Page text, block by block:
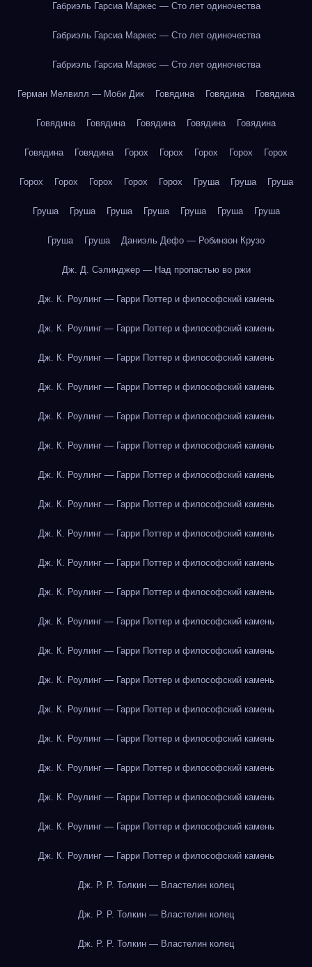
Габриэль Гарсиа Маркес — Сто лет одиночества
Габриэль Гарсиа Маркес — Сто лет одиночества
Габриэль Гарсиа Маркес — Сто лет одиночества
Герман Мелвилл — Моби Дик Говядина Говядина Говядина
Говядина Говядина Говядина Говядина Говядина
Говядина Говядина Горох Горох Горох Горох Горох
Горох Горох Горох Горох Горох Груша Груша Груша
Груша Груша Груша Груша Груша Груша Груша
Груша Груша Даниэль Дефо — Робинзон Крузо
Дж. Д. Сэлинджер — Над пропастью во ржи
Дж. К. Роулинг — Гарри Поттер и философский камень
Дж. К. Роулинг — Гарри Поттер и философский камень
Дж. К. Роулинг — Гарри Поттер и философский камень
Дж. К. Роулинг — Гарри Поттер и философский камень
Дж. К. Роулинг — Гарри Поттер и философский камень
Дж. К. Роулинг — Гарри Поттер и философский камень
Дж. К. Роулинг — Гарри Поттер и философский камень
Дж. К. Роулинг — Гарри Поттер и философский камень
Дж. К. Роулинг — Гарри Поттер и философский камень
Дж. К. Роулинг — Гарри Поттер и философский камень
Дж. К. Роулинг — Гарри Поттер и философский камень
Дж. К. Роулинг — Гарри Поттер и философский камень
Дж. К. Роулинг — Гарри Поттер и философский камень
Дж. К. Роулинг — Гарри Поттер и философский камень
Дж. К. Роулинг — Гарри Поттер и философский камень
Дж. К. Роулинг — Гарри Поттер и философский камень
Дж. К. Роулинг — Гарри Поттер и философский камень
Дж. К. Роулинг — Гарри Поттер и философский камень
Дж. К. Роулинг — Гарри Поттер и философский камень
Дж. К. Роулинг — Гарри Поттер и философский камень
Дж. Р. Р. Толкин — Властелин колец
Дж. Р. Р. Толкин — Властелин колец
Дж. Р. Р. Толкин — Властелин колец